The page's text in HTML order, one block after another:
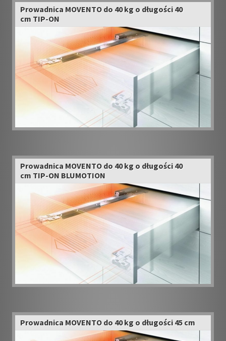
Prowadnica MOVENTO do 40 kg o długości 40
cm TIP-ON
Prowadnica MOVENTO do 40 kg o długości 40
cm TIP-ON BLUMOTION
Prowadnica MOVENTO do 40 kg o długości 45 cm